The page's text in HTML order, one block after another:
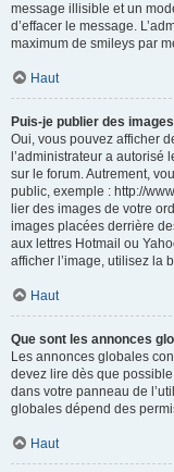
message illisible et un
d’effacer le message.
maximum de smileys par
Haut
Puis-je publier des
Oui, vous pouvez afficher
l’administrateur a
sur le forum. Autrement,
public, exemple : http://
lier des images de votre
images placées derrière
aux lettres Hotmail ou
afficher l’image, utilisez la
Haut
Que sont les annonces
Les annonces globales
devez lire dès que
dans votre panneau de
globales dépend des
Haut